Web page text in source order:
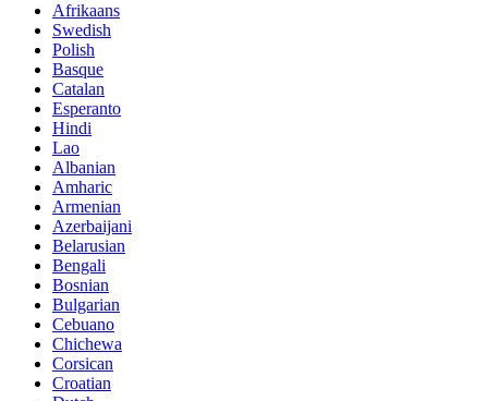
Afrikaans
Swedish
Polish
Basque
Catalan
Esperanto
Hindi
Lao
Albanian
Amharic
Armenian
Azerbaijani
Belarusian
Bengali
Bosnian
Bulgarian
Cebuano
Chichewa
Corsican
Croatian